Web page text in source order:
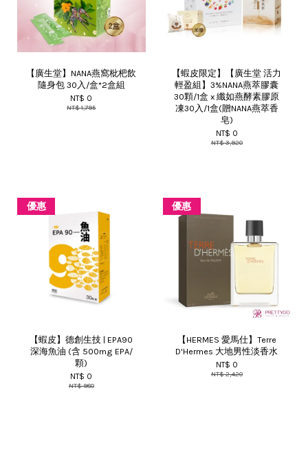
【廣生堂】NANA燕窩枇杷飲
隨身包 30入/盒*2盒組
NT$ 0
NT$ 1,795
【蝦皮限定】【廣生堂 活力
輕盈組】3%NANA燕萃膠囊
30顆/1盒 x 纖如燕酵素膠原
凍30入/1盒(贈NANA燕萃香
皂)
NT$ 0
NT$ 3,920
優惠
【蝦皮】德創生技 | EPA90
深海魚油 (含 500mg EPA/
顆)
NT$ 0
NT$ 980
優惠
【HERMES 愛馬仕】Terre
D'Hermes 大地男性淡香水
NT$ 0
NT$ 2,420